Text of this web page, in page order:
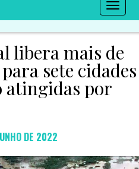
libera mais de
sete cidades
atingidas por
DE 2022